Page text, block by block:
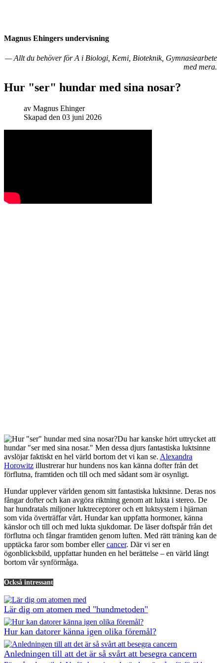
Magnus Ehingers under­visning
— Allt du behöver för A i Biologi, Kemi, Bioteknik, Gymnasiearbete
med mera.
Hur "ser" hundar med sina nosar?
av Magnus Ehinger
Skapad den 03 juni 2026
Du har kanske hört uttrycket att
hundar "ser med sina nosar." Men dessa djurs fantastiska luktsinne
avslöjar faktiskt en hel värld bortom det vi kan se. Alexandra
Horowitz illustrerar hur hundens nos kan känna dofter från det
förflutna, framtiden och till och med sådant som är osynligt.
Hundar upplever världen genom sitt fantastiska luktsinne. Deras nos
fångar dofter och kan avgöra riktning genom att lukta i stereo. De
har hundratals miljoner luktreceptorer och ett luktsystem i hjärnan
som vida överträffar vårt. Hundar kan uppfatta hormoner, känna
känslor och till och med lukta sjukdomar. De läser doftspår från det
förflutna och fångar framtiden genom luften. Med rätt träning kan de
upptäcka faror som bomber ellercancer. Där vi ser en
ögonblicksbild, uppfattar hunden en hel berättelse – en värld långt
bortom vår synförmåga.
Också intressant
Lär dig om atomen med "hundmetoden"
Hur kan datorer känna igen olika föremål?
Anledningen till att det är så svårt att besegra cancern